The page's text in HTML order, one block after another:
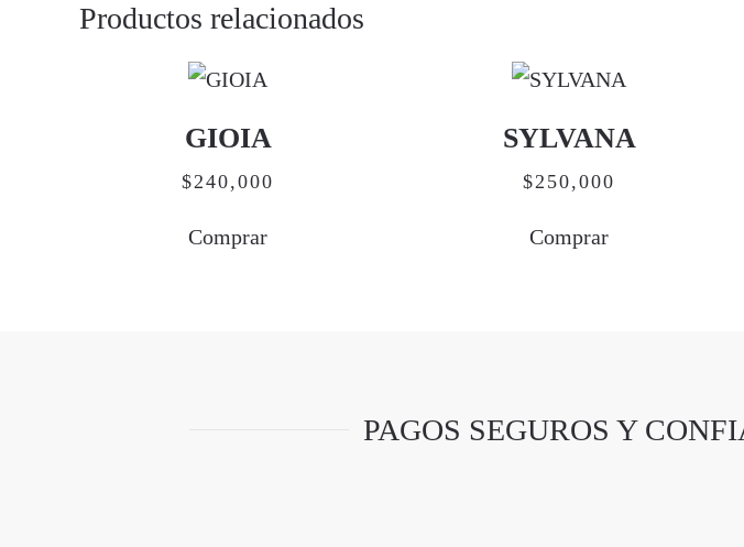
Productos relacionados
GIOIA
$240,000
Comprar
SYLVANA
$250,000
Comprar
PAGOS SEGUROS Y